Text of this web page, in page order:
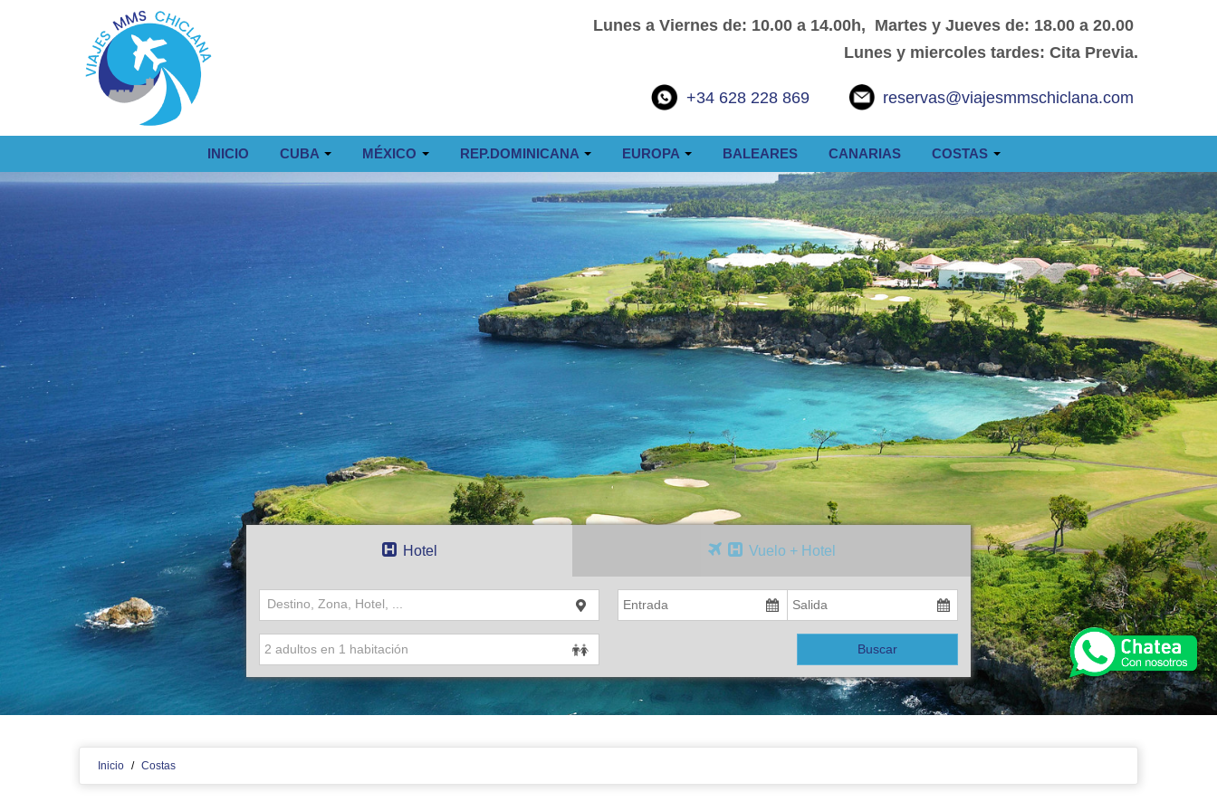
Lunes a Viernes de: 10.00 a 14.00h, Martes y Jueves de: 18.00 a 20.00
Lunes y miercoles tardes: Cita Previa.
+34 628 228 869 reservas@viajesmmschiclana.com
INICIO CUBA MÉXICO REP.DOMINICANA EUROPA BALEARES CANARIAS COSTAS
Hotel Vuelo + Hotel
Destino, Zona, Hotel, ...
Buscar
Inicio / Costas